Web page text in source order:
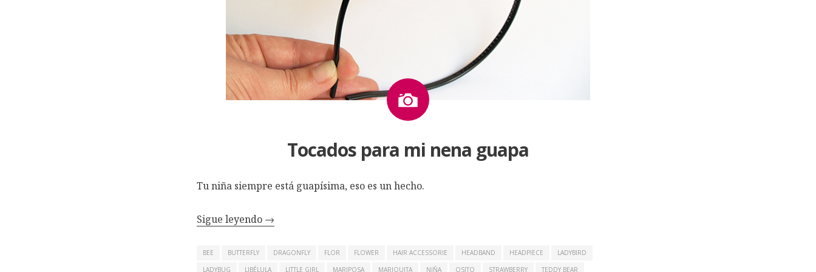
Imagen
Tocados para mi nena guapa
Tu niña siempre está guapísima, eso es un hecho.
Sigue leyendo →
BEE BUTTERFLY DRAGONFLY FLOR FLOWER HAIR ACCESSORIE HEADBAND HEADPIECE
LADYBIRD
LADYBUG
LIBÉLULA LITTLE GIRL MARIPOSA MARIQUITA NIÑA OSITO STRAWBERRY TEDDY BEAR